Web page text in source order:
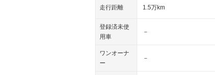
走行距離 1.5万km
登録済未使
用車
－
ワンオーナ
ー
－